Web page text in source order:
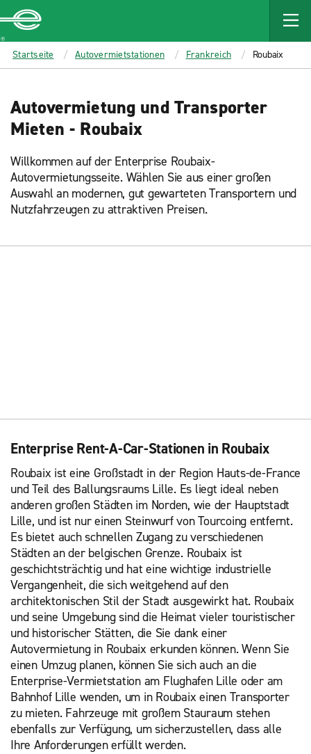
MAIN
CONTENT
Enterprise
Startseite Autovermietstationen Frankreich Roubaix
Autovermietung und Transporter
Mieten - Roubaix
Willkommen auf der Enterprise Roubaix-
Autovermietungsseite. Wählen Sie aus einer großen
Auswahl an modernen, gut gewarteten Transportern und
Nutzfahrzeugen zu attraktiven Preisen.
Enterprise Rent-A-Car-Stationen in Roubaix
Roubaix ist eine Großstadt in der Region Hauts-de-France
und Teil des Ballungsraums Lille. Es liegt ideal neben
anderen großen Städten im Norden, wie der Hauptstadt
Lille, und ist nur einen Steinwurf von Tourcoing entfernt.
Es bietet auch schnellen Zugang zu verschiedenen
Städten an der belgischen Grenze. Roubaix ist
geschichtsträchtig und hat eine wichtige industrielle
Vergangenheit, die sich weitgehend auf den
architektonischen Stil der Stadt ausgewirkt hat. Roubaix
und seine Umgebung sind die Heimat vieler touristischer
und historischer Stätten, die Sie dank einer
Autovermietung in Roubaix erkunden können. Wenn Sie
einen Umzug planen, können Sie sich auch an die
Enterprise-Vermietstation am Flughafen Lille oder am
Bahnhof Lille wenden, um in Roubaix einen Transporter
zu mieten. Fahrzeuge mit großem Stauraum stehen
ebenfalls zur Verfügung, um sicherzustellen, dass alle
Ihre Anforderungen erfüllt werden.